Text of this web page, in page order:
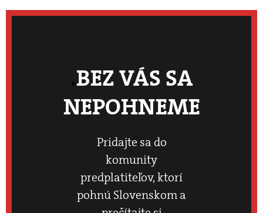
BEZ VÁS SA
NEPOHNEME
Pridajte sa do
komunity
predplatiteľov, ktorí
pohnú Slovenskom a